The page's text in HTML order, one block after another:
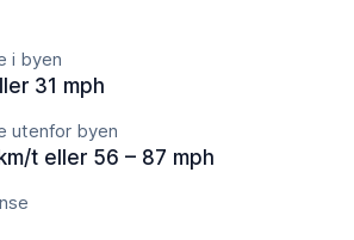
i byen
31 mph
utenfor byen
t eller 56 – 87 mph